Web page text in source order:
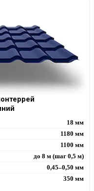
18 мм
1180 мм
1100 мм
до 8 м (шаг 0,5 м)
0,45–0,50 мм
350 мм